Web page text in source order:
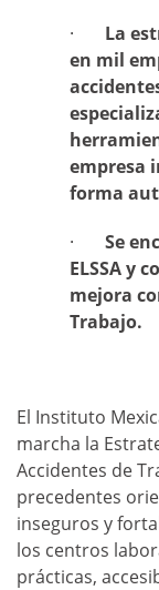
· La
en mil
empresa
forma
· Se
ELSSA y
mejora
Trabajo.
El Instituto
marcha la
Accidentes de
precedentes
inseguros y
los centros
prácticas,